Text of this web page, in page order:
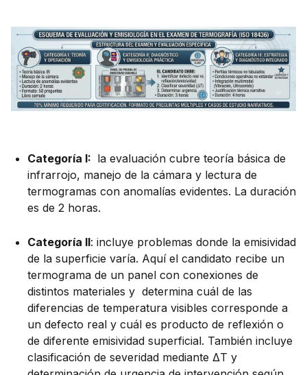
Categoría I: la evaluación cubre teoría básica de
infrarrojo, manejo de la cámara y lectura de
termogramas con anomalías evidentes. La duración
es de 2 horas.
Categoría II: incluye problemas donde la emisividad
de la superficie varía. Aquí el candidato recibe un
termograma de un panel con conexiones de
distintos materiales y determina cuál de las
diferencias de temperatura visibles corresponde a
un defecto real y cuál es producto de reflexión o
de diferente emisividad superficial. También incluye
clasificación de severidad mediante ΔT y